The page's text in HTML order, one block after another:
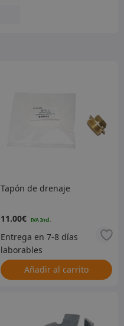
Tapón de drenaje
11.00€
Añadir al carrito